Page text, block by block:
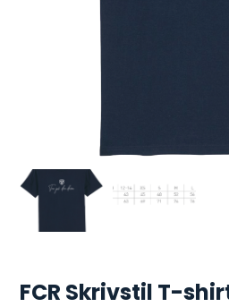
FCR Skrivstil T-